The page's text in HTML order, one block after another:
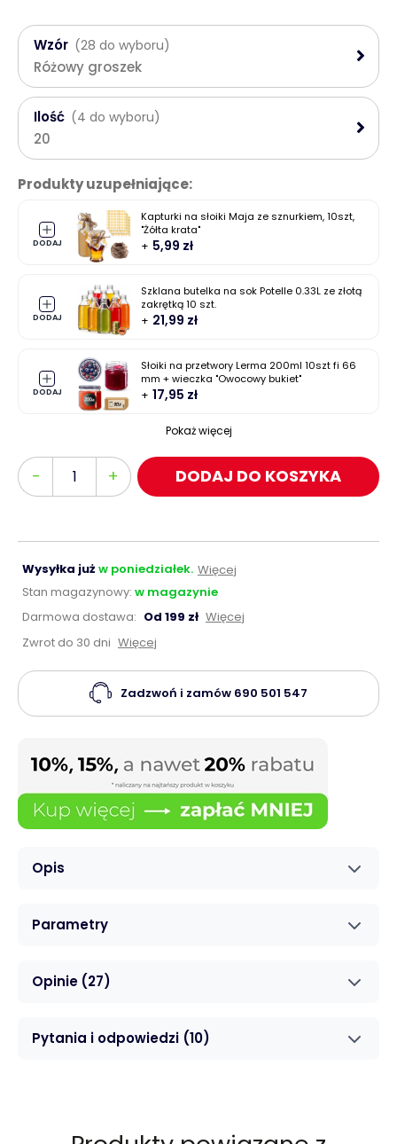
Opis
Parametry
Opinie (27)
Pytania i odpowiedzi (10)
Wzór (28 do wyboru)
Różowy groszek
Ilość (4 do wyboru)
20
Produkty uzupełniające:
DODAJ
Kapturki na słoiki Maja ze sznurkiem, 10szt,
"Żółta krata"
5,99 zł
DODAJ
Szklana butelka na sok Potelle 0.33L ze złotą
zakrętką 10 szt.
21,99 zł
DODAJ
Słoiki na przetwory Lerma 200ml 10szt fi 66
mm + wieczka "Owocowy bukiet"
17,95 zł
Pokaż więcej
-
Ilość + DODAJ DO KOSZYKA
Wysyłka już w poniedziałek. Więcej
Stan magazynowy: w magazynie
Darmowa dostawa: Od 199 zł Więcej
Zwrot do 30 dni Więcej
Zadzwoń i zamów 690 501 547